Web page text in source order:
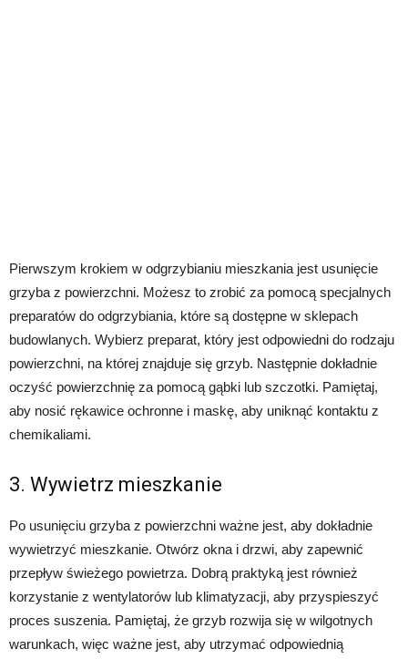
Pierwszym krokiem w odgrzybianiu mieszkania jest usunięcie
grzyba z powierzchni. Możesz to zrobić za pomocą specjalnych
preparatów do odgrzybiania, które są dostępne w sklepach
budowlanych. Wybierz preparat, który jest odpowiedni do rodzaju
powierzchni, na której znajduje się grzyb. Następnie dokładnie
oczyść powierzchnię za pomocą gąbki lub szczotki. Pamiętaj,
aby nosić rękawice ochronne i maskę, aby uniknąć kontaktu z
chemikaliami.
3. Wywietrz mieszkanie
Po usunięciu grzyba z powierzchni ważne jest, aby dokładnie
wywietrzyć mieszkanie. Otwórz okna i drzwi, aby zapewnić
przepływ świeżego powietrza. Dobrą praktyką jest również
korzystanie z wentylatorów lub klimatyzacji, aby przyspieszyć
proces suszenia. Pamiętaj, że grzyb rozwija się w wilgotnych
warunkach, więc ważne jest, aby utrzymać odpowiednią